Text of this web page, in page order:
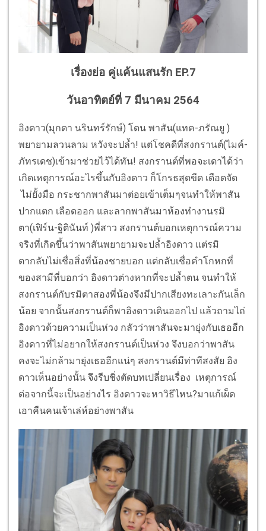
เรื่องย่อ คู่แค้นแสนรัก EP.7
วันอาทิตย์ที่ 7 มีนาคม 2564
อิงดาว(มุกดา นรินทร์รักษ์) โดน พาสัน(แทค-ภรัณยู )
พยายามลวนลาม หวังจะปล้ำ! แต่โชคดีที่สงกรานต์(ไมค์-
ภัทรเดช)เข้ามาช่วยไว้ได้ทัน! สงกรานต์ที่พอจะเดาได้ว่า
เกิดเหตุการณ์อะไรขึ้นกับอิงดาว ก็โกรธสุดขีด เดือดจัด
ไม่ยั้งมือ กระชากพาสันมาต่อยเข้าเต็มๆจนทำให้พาสัน
ปากแตก เลือดออก และลากพาสันมาห้องทำงานรมิ
ตา(เฟิร์น-ฐิตินันท์ )พี่สาว สงกรานต์บอกเหตุการณ์ความ
จริงที่เกิดขึ้นว่าพาสันพยายามจะปล้ำอิงดาว แต่รมิ
ตากลับไม่เชื่อสิ่งที่น้องชายบอก แต่กลับเชื่อคำโกหกที่
ของสามีที่บอกว่า อิงดาวต่างหากที่จะปล้ำตน จนทำให้
สงกรานต์กับรมิตาสองพี่น้องจึงมีปากเสียงทะเลาะกันเล็ก
น้อย จากนั้นสงกรานต์ก็พาอิงดาวเดินออกไป แล้วถามไถ่
อิงดาวด้วยความเป็นห่วง กลัวว่าพาสันจะมายุ่งกับเธออีก
อิงดาวที่ไม่อยากให้สงกรานต์เป็นห่วง จึงบอกว่าพาสัน
คงจะไม่กล้ามายุ่งเธออีกแน่ๆ สงกรานต์มีท่าทีสงสัย อิง
ดาวเห็นอย่างนั้น จึงรีบชิ่งตัดบทเปลี่ยนเรื่อง เหตุการณ์
ต่อจากนี้จะเป็นอย่างไร อิงดาวจะหาวิธีไหน?มาแก้เผ็ด
เอาคืนคนเจ้าเล่ห์อย่างพาสัน